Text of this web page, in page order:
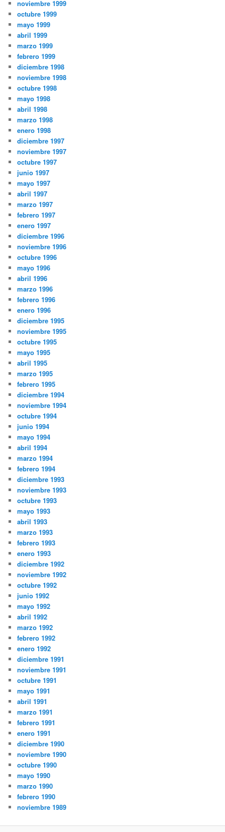
noviembre 1999
octubre 1999
mayo 1999
abril 1999
marzo 1999
febrero 1999
diciembre 1998
noviembre 1998
octubre 1998
mayo 1998
abril 1998
marzo 1998
enero 1998
diciembre 1997
noviembre 1997
octubre 1997
junio 1997
mayo 1997
abril 1997
marzo 1997
febrero 1997
enero 1997
diciembre 1996
noviembre 1996
octubre 1996
mayo 1996
abril 1996
marzo 1996
febrero 1996
enero 1996
diciembre 1995
noviembre 1995
octubre 1995
mayo 1995
abril 1995
marzo 1995
febrero 1995
diciembre 1994
noviembre 1994
octubre 1994
junio 1994
mayo 1994
abril 1994
marzo 1994
febrero 1994
diciembre 1993
noviembre 1993
octubre 1993
mayo 1993
abril 1993
marzo 1993
febrero 1993
enero 1993
diciembre 1992
noviembre 1992
octubre 1992
junio 1992
mayo 1992
abril 1992
marzo 1992
febrero 1992
enero 1992
diciembre 1991
noviembre 1991
octubre 1991
mayo 1991
abril 1991
marzo 1991
febrero 1991
enero 1991
diciembre 1990
noviembre 1990
octubre 1990
mayo 1990
marzo 1990
febrero 1990
noviembre 1989